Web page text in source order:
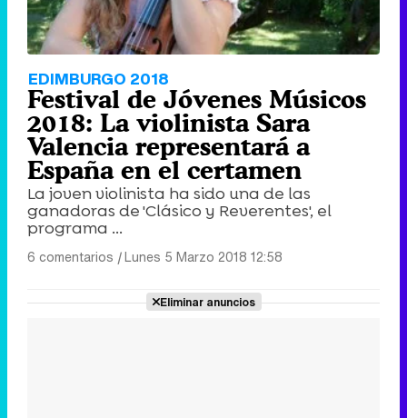
EDIMBURGO 2018
Festival de Jóvenes Músicos
2018: La violinista Sara
Valencia representará a
España en el certamen
La joven violinista ha sido una de las
ganadoras de 'Clásico y Reverentes', el
programa ...
6 comentarios |Lunes 5 Marzo 2018 12:58
Eliminar anuncios